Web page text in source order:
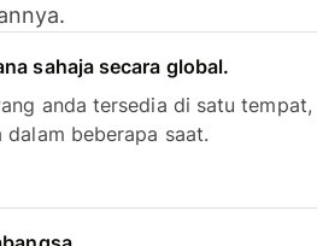
sahaja secara global.
anda tersedia di satu tempat,
dalam beberapa saat.